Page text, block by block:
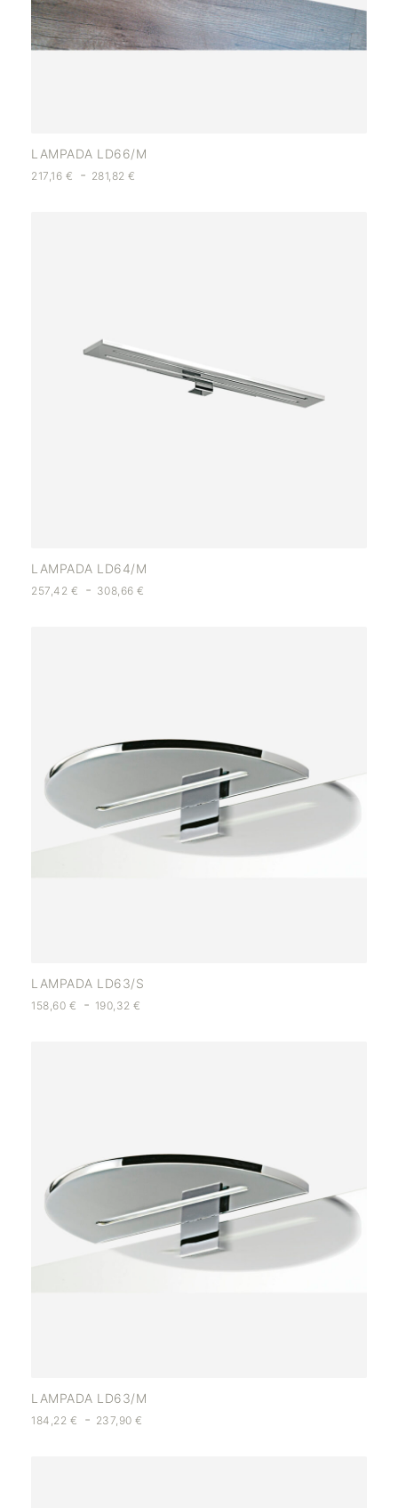
LAMPADA LD66/M
217,16 € - 281,82€
LAMPADA LD64/M
257,42 € - 308,66€
LAMPADA LD63/S
158,60 € - 190,32€
LAMPADA LD63/M
184,22 € - 237,90€